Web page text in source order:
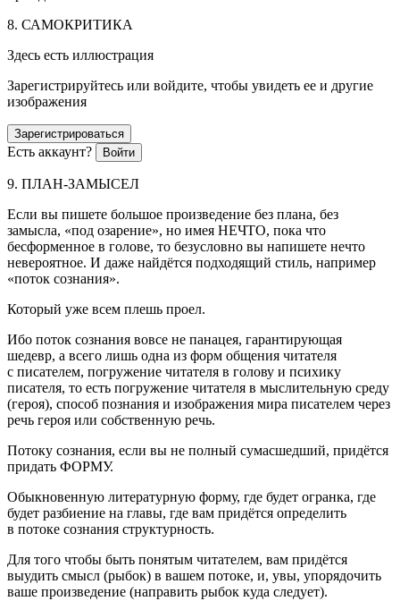
8. САМОКРИТИКА
Здесь есть иллюстрация
Зарегистрируйтесь или войдите, чтобы увидеть ее и другие
изображения
Зарегистрироваться
Есть аккаунт? Войти
9. ПЛАН-ЗАМЫСЕЛ
Если вы пишете большое произведение без плана, без
замысла, «под озарение», но имея НЕЧТО, пока что
бесформенное в голове, то безусловно вы напишете нечто
невероятное. И даже найдётся подходящий стиль, например
«поток сознания».
Который уже всем плешь проел.
Ибо поток сознания вовсе не панацея, гарантирующая
шедевр, а всего лишь одна из форм общения читателя
с писателем, погружение читателя в голову и психику
писателя, то есть погружение читателя в мыслительную среду
(героя), способ познания и изображения мира писателем через
речь героя или собственную речь.
Потоку сознания, если вы не полный сумасшедший, придётся
придать ФОРМУ.
Обыкновенную литературную форму, где будет огранка, где
будет разбиение на главы, где вам придётся определить
в потоке сознания структурность.
Для того чтобы быть понятым читателем, вам придётся
выудить смысл (рыбок) в вашем потоке, и, увы, упорядочить
ваше произведение (направить рыбок куда следует).